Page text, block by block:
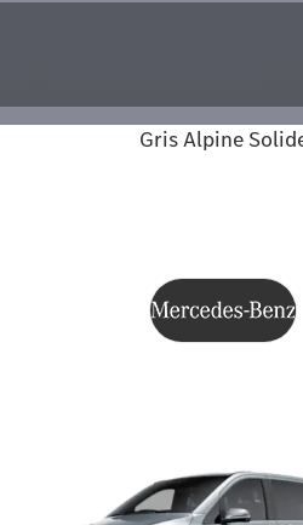
Gris Alpine